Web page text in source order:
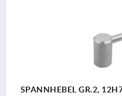
SPANNHEBEL GR.2,